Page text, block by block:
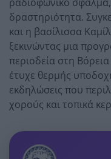
δραστηριότητα.
και η βασίλισσα
ξεκινώντας μια
περιοδεία στη
έτυχε θερμής
εκδηλώσεις που
χορούς και τοπικά